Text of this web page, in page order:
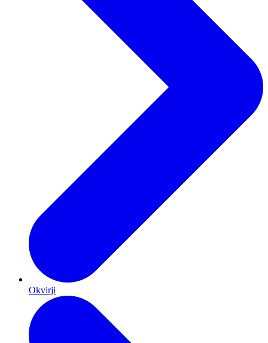
Okvirji